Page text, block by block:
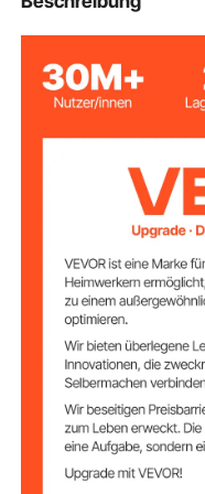
x Y x Z)
Eingangsspannun
Antriebseinheiten
Spindeldrehzahl
Schrittmotor
Drehmoment